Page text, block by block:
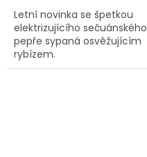
Letní novinka se špetkou
elektrizujícího sečuánského
pepře sypaná osvěžujícím
rybízem.